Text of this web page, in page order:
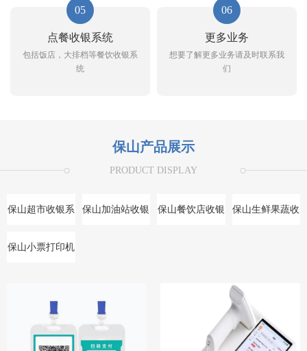
05
点餐收银系统
包括饭店，大排档等餐饮收银系
统
06
更多业务
想要了解更多业务请及时联系我
们
保山产品展示
PRODUCT DISPLAY
保山超市收银系
统
保山加油站收银 保山餐饮店收银 保山生鲜果蔬收
保山小票打印机